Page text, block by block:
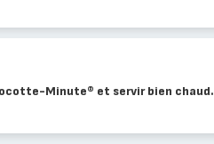
Minute® et servir bien chaud.